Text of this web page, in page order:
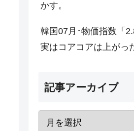
かす。
韓国07月･物価指数「
実はコアコアは上がっ
記事アーカイブ